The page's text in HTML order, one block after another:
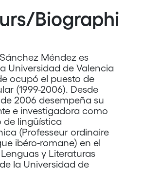
Biographi
Méndez es
Universidad de Valencia
ocupó el puesto de
(1999-2006). Desde
2006 desempeña su
e investigadora como
de lingüística
(Professeur ordinaire
ibéro-romane) en el
y Literaturas
la Universidad de